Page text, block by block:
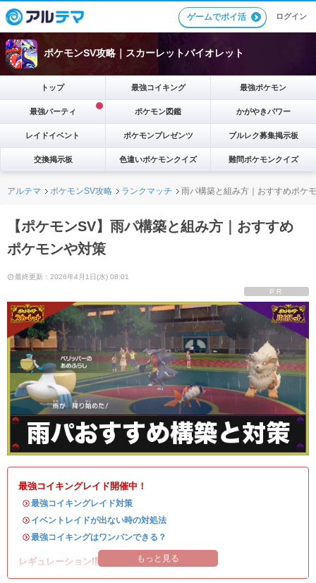
ゲームでポイ活 ログイン
ポケモンSV攻略｜スカーレットバイオレット
トップ 最強コイキング 最強ポケモン
最強パーティ ポケモン図鑑 かがやきパワー
レイドイベント ポケモンプレゼンツ ブルレク募集掲示板
交換掲示板 色違いポケモンクイズ 難問ポケモンクイズ
アルテマ ポケモンSV攻略 ランクマッチ 雨パ構築と組み方｜おすすめポケ
【ポケモンSV】雨パ構築と組み方｜おすすめ
ポケモンや対策
最終更新：2026年4月1日(水) 08:01
PR
最強コイキングレイド開催中！
・最強コイキングレイド対策
・ イベントレイドが出ない時の対処法
・最強コイキングはワンパンできる？
レギュレーションI開催中！ もっと見る